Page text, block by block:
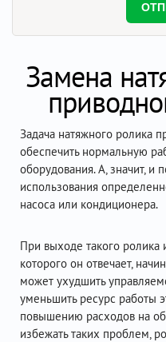
Замена
Задача натяжного ролика
обеспечить нормальную
оборудования. А, значит, и
использования
насоса или кондиционера.
При выходе такого ролика
которого он отвечает,
может ухудшить
уменьшить ресурс работы
повышению расходов на
избежать таких проблем,